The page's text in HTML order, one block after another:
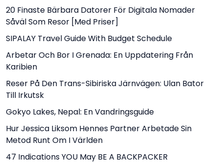
20 Finaste Bärbara Datorer För Digitala Nomader
Såväl Som Resor [med Priser]
SIPALAY Travel Guide With Budget Schedule
Arbetar Och Bor I Grenada: En Uppdatering Från
Karibien
Reser På Den Trans-Sibiriska Järnvägen: Ulan Bator
Till Irkutsk
Gokyo Lakes, Nepal: En Vandringsguide
Hur Jessica Liksom Hennes Partner Arbetade Sin
Metod Runt Om I Världen
47 Indications YOU May BE A BACKPACKER